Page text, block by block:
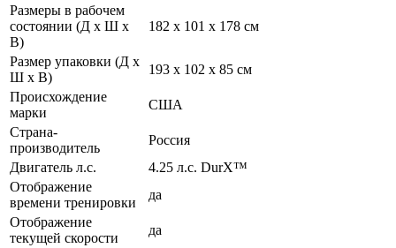
Размеры в рабочем
состоянии (Д х Ш х
В)
182 х 101 х 178 см
Размер упаковки (Д х
Ш х В)
193 х 102 х 85 см
Происхождение
марки
США
Страна-
производитель
Россия
Двигатель л.с.
4.25 л.с. DurX™
Отображение
времени тренировки
да
Отображение
текущей скорости
да